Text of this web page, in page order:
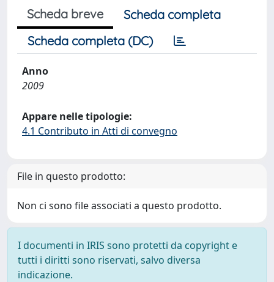
Scheda breve
Scheda completa
Scheda completa (DC)
Anno
2009
Appare nelle tipologie:
4.1 Contributo in Atti di convegno
File in questo prodotto:
Non ci sono file associati a questo prodotto.
I documenti in IRIS sono protetti da copyright e
tutti i diritti sono riservati, salvo diversa
indicazione.